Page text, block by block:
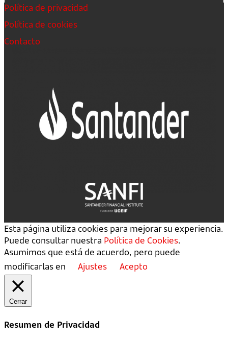
Política de privacidad
Política de cookies
Contacto
Esta página utiliza cookies para mejorar su experiencia.
Puede consultar nuestra Política de Cookies.
Asumimos que está de acuerdo, pero puede
modificarlas en
Ajustes Acepto
Cerrar
Resumen de Privacidad